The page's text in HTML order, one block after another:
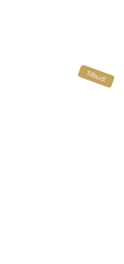
Tilbud!